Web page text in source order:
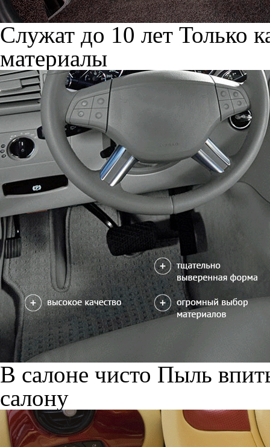
Служат до 10 лет Только
материалы
В салоне чисто Пыль
салону